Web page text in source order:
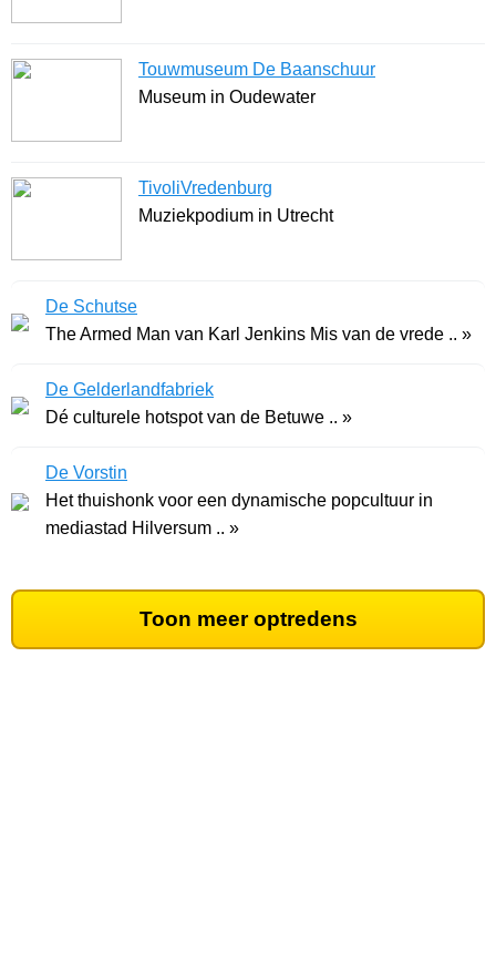
Touwmuseum De Baanschuur
Museum in Oudewater
TivoliVredenburg
Muziekpodium in Utrecht
De Schutse
The Armed Man van Karl Jenkins Mis van de vrede .. »
De Gelderlandfabriek
Dé culturele hotspot van de Betuwe .. »
De Vorstin
Het thuishonk voor een dynamische popcultuur in
mediastad Hilversum .. »
Toon meer optredens